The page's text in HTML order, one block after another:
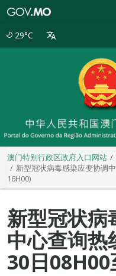
29°C
澳门特别行政区政府入口网站
新型冠状病毒感染应变协调
16H00)
新型冠状病
中心查询热
30日